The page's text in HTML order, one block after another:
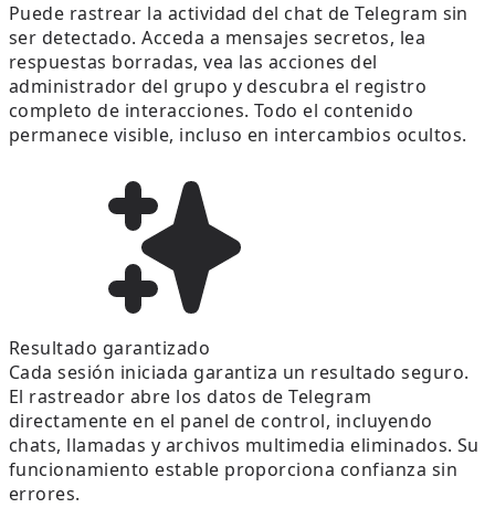
Puede rastrear la actividad del chat de Telegram sin
ser detectado. Acceda a mensajes secretos, lea
respuestas borradas, vea las acciones del
administrador del grupo y descubra el registro
completo de interacciones. Todo el contenido
permanece visible, incluso en intercambios ocultos.
Resultado garantizado
Cada sesión iniciada garantiza un resultado seguro.
El rastreador abre los datos de Telegram
directamente en el panel de control, incluyendo
chats, llamadas y archivos multimedia eliminados. Su
funcionamiento estable proporciona confianza sin
errores.